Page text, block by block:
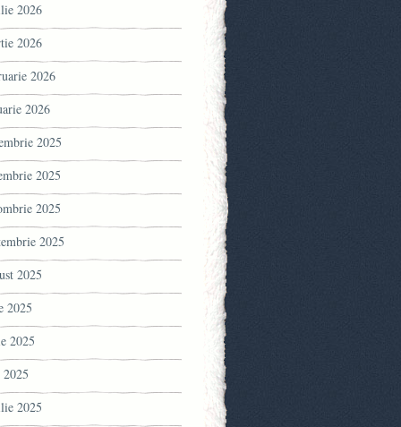
2026
2026
2026
2026
2025
2025
2025
2025
2025
2025
2025
2025